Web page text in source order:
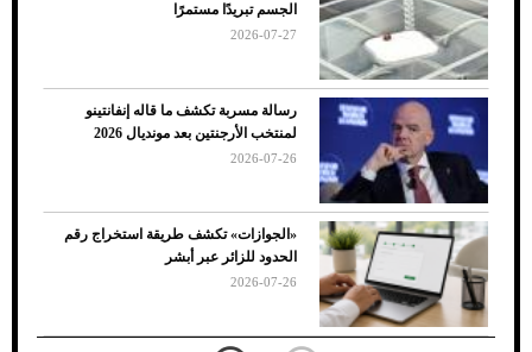
7 نصائح لاختيار لون البنطلون المناسب للقميص
الأسود
الجسم تبريدًا مستمرًا
2026-07-27
رسالة مسربة تكشف ما قاله إنفانتينو
لمنتخب الأرجنتين بعد مونديال 2026
2026-07-26
«الجوازات» تكشف طريقة استخراج رقم
الحدود للزائر عبر أبشر
2026-07-26